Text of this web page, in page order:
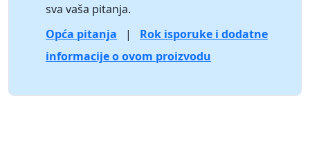
sva vaša pitanja.
Opća pitanja
|
Rok isporuke i dodatne
informacije o ovom proizvodu